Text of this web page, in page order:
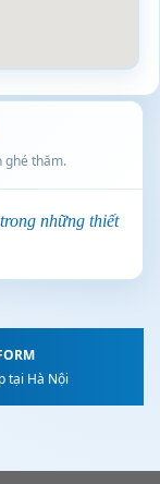
ghé thăm.
những thiết
tại Hà Nội